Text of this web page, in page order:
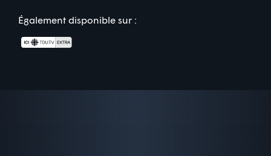
Également disponible sur :